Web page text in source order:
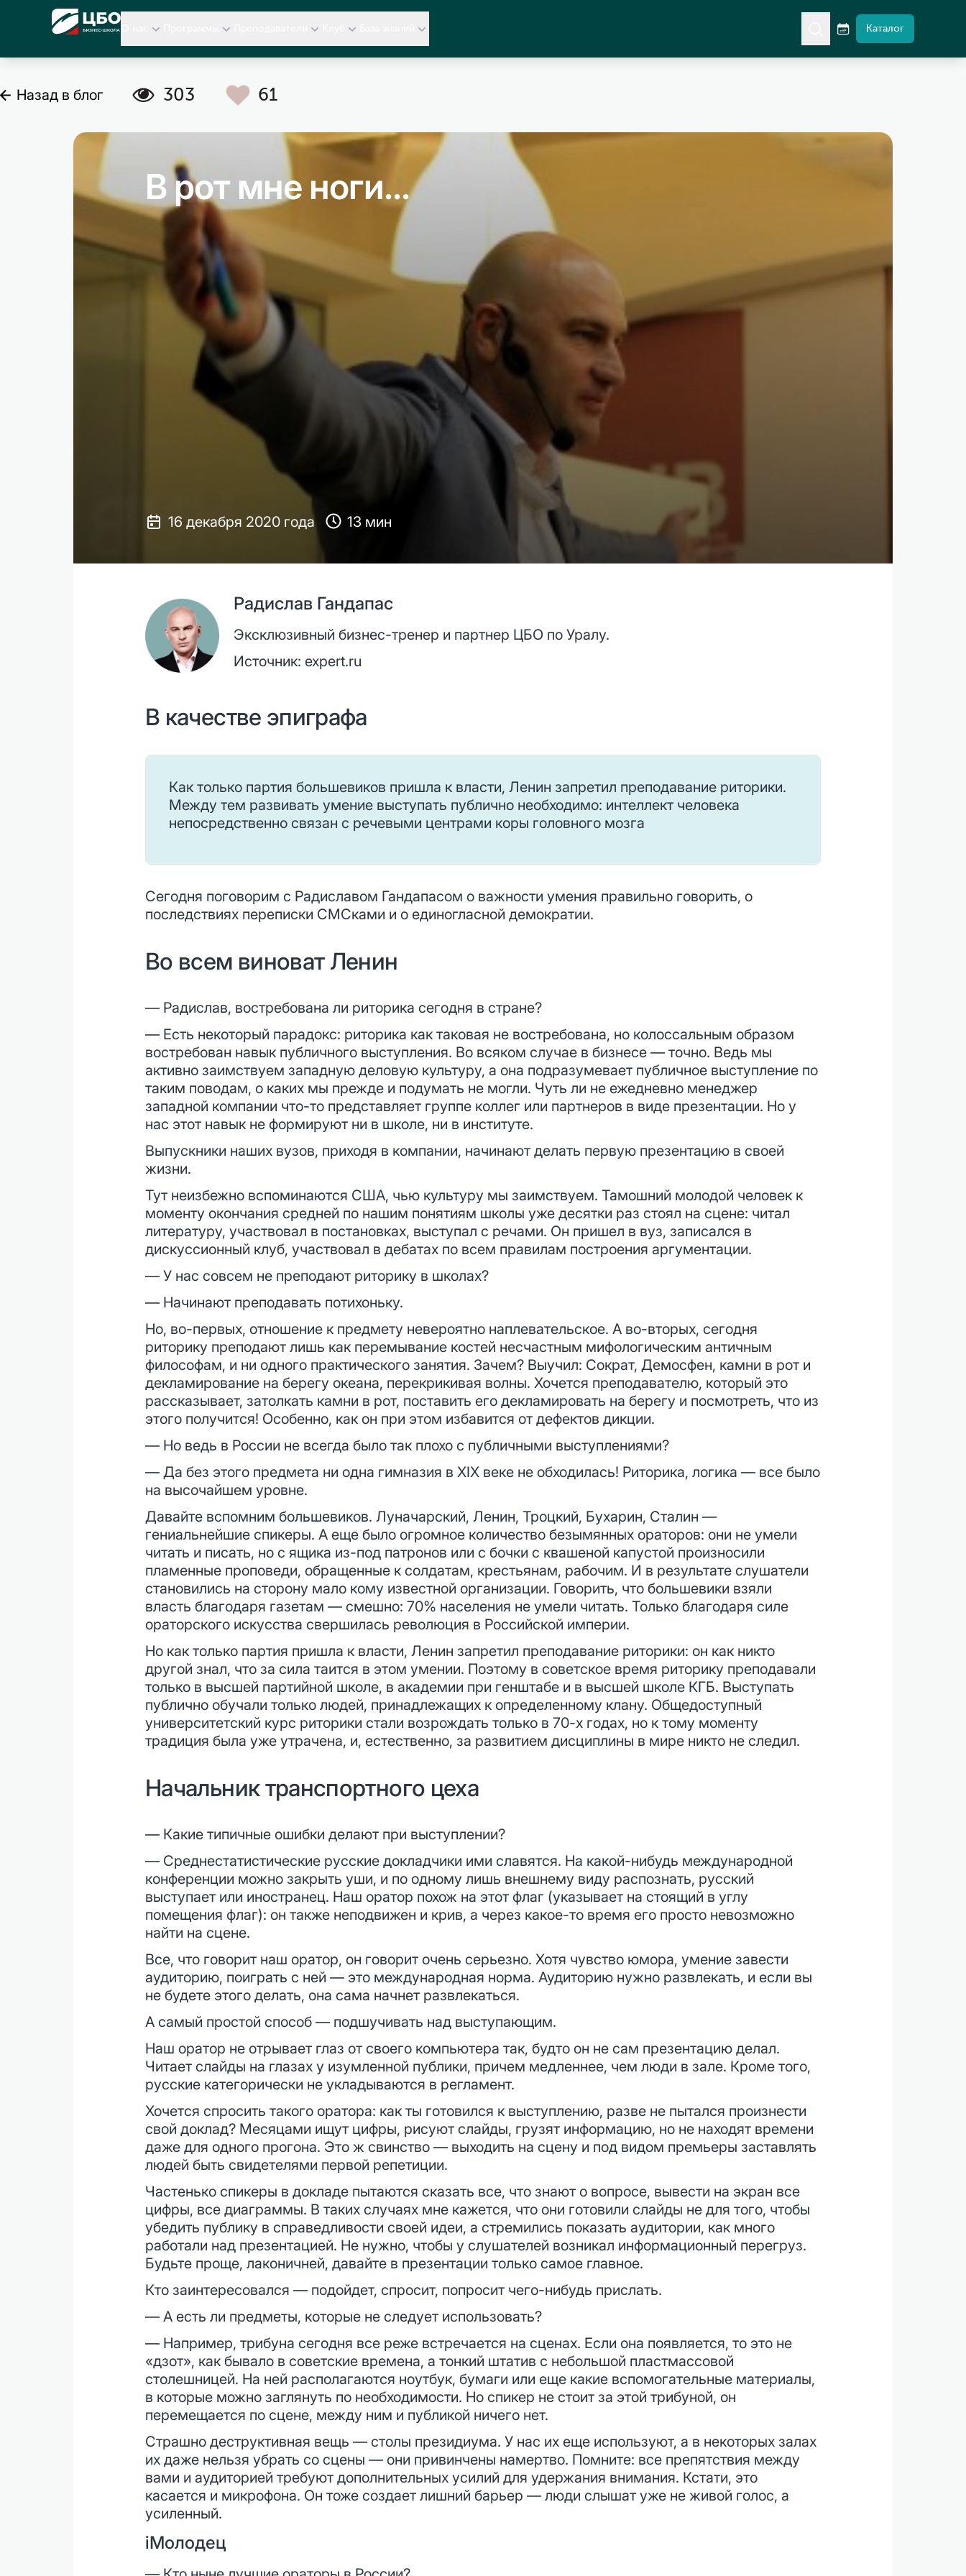
CBO
Каталог
Назад в блог A 303 C 61
В рот мне ноги...
16 декабря 2020 года 13 мин
Радислав Гандапас
Эксклюзивный бизнес-тренер и партнер ЦБО по Уралу.
Источник: expert.ru
В качестве эпиграфа
Как только партия большевиков пришла к власти, Ленин запретил преподавание риторики.
Между тем развивать умение выступать публично необходимо: интеллект человека
непосредственно связан с речевыми центрами коры головного мозга
Сегодня поговорим с Радиславом Гандапасом о важности умения правильно говорить, о
последствиях переписки СМСками и о единогласной демократии.
Во всем виноват Ленин
— Радислав, востребована ли риторика сегодня в стране?
— Есть некоторый парадокс: риторика как таковая не востребована, но колоссальным образом
востребован навык публичного выступления. Во всяком случае в бизнесе — точно. Ведь мы
активно заимствуем западную деловую культуру, а она подразумевает публичное выступление по
таким поводам, о каких мы прежде и подумать не могли. Чуть ли не ежедневно менеджер
западной компании что-то представляет группе коллег или партнеров в виде презентации. Но у
нас этот навык не формируют ни в школе, ни в институте.
Выпускники наших вузов, приходя в компании, начинают делать первую презентацию в своей
жизни.
Тут неизбежно вспоминаются США, чью культуру мы заимствуем. Тамошний молодой человек к
моменту окончания средней по нашим понятиям школы уже десятки раз стоял на сцене: читал
литературу, участвовал в постановках, выступал с речами. Он пришел в вуз, записался в
дискуссионный клуб, участвовал в дебатах по всем правилам построения аргументации.
— У нас совсем не преподают риторику в школах?
— Начинают преподавать потихоньку.
Но, во-первых, отношение к предмету невероятно наплевательское. А во-вторых, сегодня
риторику преподают лишь как перемывание костей несчастным мифологическим античным
философам, и ни одного практического занятия. Зачем? Выучил: Сократ, Демосфен, камни в рот и
декламирование на берегу океана, перекрикивая волны. Хочется преподавателю, который это
рассказывает, затолкать камни в рот, поставить его декламировать на берегу и посмотреть, что из
этого получится! Особенно, как он при этом избавится от дефектов дикции.
— Но ведь в России не всегда было так плохо с публичными выступлениями?
— Да без этого предмета ни одна гимназия в XIX веке не обходилась! Риторика, логика — все было
на высочайшем уровне.
Давайте вспомним большевиков. Луначарский, Ленин, Троцкий, Бухарин, Сталин —
гениальнейшие спикеры. А еще было огромное количество безымянных ораторов: они не умели
читать и писать, но с ящика из-под патронов или с бочки с квашеной капустой произносили
пламенные проповеди, обращенные к солдатам, крестьянам, рабочим. И в результате слушатели
становились на сторону мало кому известной организации. Говорить, что большевики взяли
власть благодаря газетам — смешно: 70% населения не умели читать. Только благодаря силе
ораторского искусства свершилась революция в Российской империи.
Но как только партия пришла к власти, Ленин запретил преподавание риторики: он как никто
другой знал, что за сила таится в этом умении. Поэтому в советское время риторику преподавали
только в высшей партийной школе, в академии при генштабе и в высшей школе КГБ. Выступать
публично обучали только людей, принадлежащих к определенному клану. Общедоступный
университетский курс риторики стали возрождать только в 70-х годах, но к тому моменту
традиция была уже утрачена, и, естественно, за развитием дисциплины в мире никто не следил.
Начальник транспортного цеха
— Какие типичные ошибки делают при выступлении?
— Среднестатистические русские докладчики ими славятся. На какой-нибудь международной
конференции можно закрыть уши, и по одному лишь внешнему виду распознать, русский
выступает или иностранец. Наш оратор похож на этот флаг (указывает на стоящий в углу
помещения флаг): он также неподвижен и крив, а через какое-то время его просто невозможно
найти на сцене.
Все, что говорит наш оратор, он говорит очень серьезно. Хотя чувство юмора, умение завести
аудиторию, поиграть с ней — это международная норма. Аудиторию нужно развлекать, и если вы
не будете этого делать, она сама начнет развлекаться.
А самый простой способ — подшучивать над выступающим.
Наш оратор не отрывает глаз от своего компьютера так, будто он не сам презентацию делал.
Читает слайды на глазах у изумленной публики, причем медленнее, чем люди в зале. Кроме того,
русские категорически не укладываются в регламент.
Хочется спросить такого оратора: как ты готовился к выступлению, разве не пытался произнести
свой доклад? Месяцами ищут цифры, рисуют слайды, грузят информацию, но не находят времени
даже для одного прогона. Это ж свинство — выходить на сцену и под видом премьеры заставлять
людей быть свидетелями первой репетиции.
Частенько спикеры в докладе пытаются сказать все, что знают о вопросе, вывести на экран все
цифры, все диаграммы. В таких случаях мне кажется, что они готовили слайды не для того, чтобы
убедить публику в справедливости своей идеи, а стремились показать аудитории, как много
работали над презентацией. Не нужно, чтобы у слушателей возникал информационный перегруз.
Будьте проще, лаконичней, давайте в презентации только самое главное.
Кто заинтересовался — подойдет, спросит, попросит чего-нибудь прислать.
— А есть ли предметы, которые не следует использовать?
— Например, трибуна сегодня все реже встречается на сценах. Если она появляется, то это не
«дзот», как бывало в советские времена, а тонкий штатив с небольшой пластмассовой
столешницей. На ней располагаются ноутбук, бумаги или еще какие вспомогательные материалы,
в которые можно заглянуть по необходимости. Но спикер не стоит за этой трибуной, он
перемещается по сцене, между ним и публикой ничего нет.
Страшно деструктивная вещь — столы президиума. У нас их еще используют, а в некоторых залах
их даже нельзя убрать со сцены — они привинчены намертво. Помните: все препятствия между
вами и аудиторией требуют дополнительных усилий для удержания внимания. Кстати, это
касается и микрофона. Он тоже создает лишний барьер — люди слышат уже не живой голос, а
усиленный.
iМолодец